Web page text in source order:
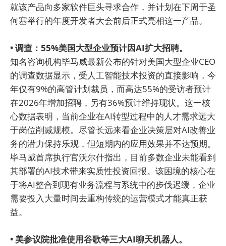
就该产品向多家软件巨头寻求合作，并计划在下周于圣
何塞举行的年度开发者大会前后正式亮相这一产品。
• 调查：55%美国大型企业预计因AI扩大招聘。
知名咨询机构毕马威最新公布的针对美国大型企业CEO
的调查数据显示，受人工智能技术投资的直接影响，今
年仅有9%的高管计划裁员，而高达55%的受访者预计
在2026年增加招聘，另有36%预计维持现状。这一核
心数据表明，当前企业在AI转型过程中的人才需求远大
于岗位削减规模。尽管长远来看企业决策层对AI改善业
务的潜力保持乐观，但短期内的应用效果并不达预期。
毕马威首席执行官沃尔什指出，目前多数企业未能看到
其部署的AI技术带来实质性投资回报。该困境的核心在
于将AI整合到现有业务流程与系统中的步伐迟缓，企业
需要投入大量时间去重构传统的运营模式才能真正获
益。
• 美参议院批准使用谷歌等三大AI聊天机器人。